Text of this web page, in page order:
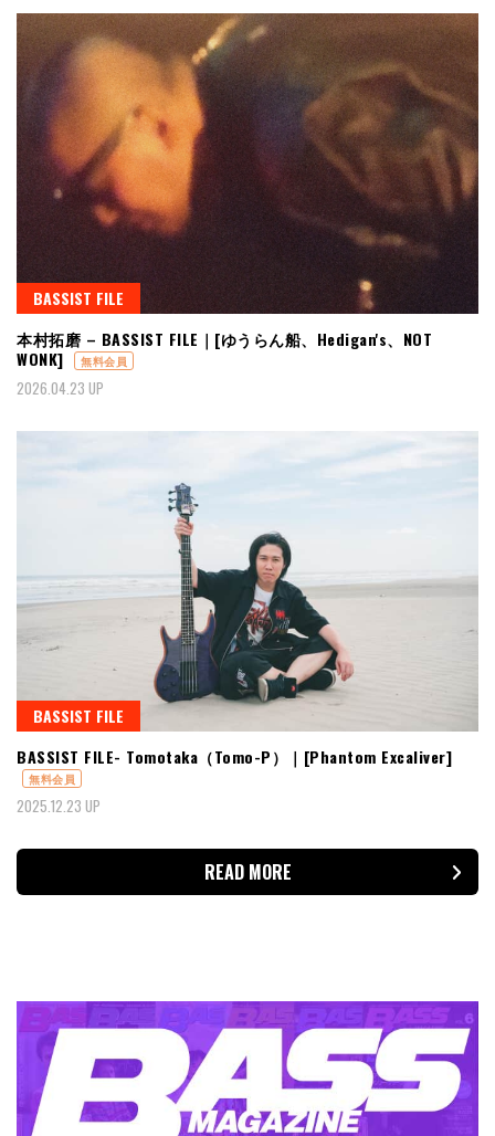
BASSIST FILE
本村拓磨 – BASSIST FILE｜[ゆうらん船、Hedigan's、NOT
WONK]
無料会員
2026.04.23 UP
BASSIST FILE
BASSIST FILE- Tomotaka（Tomo-P）｜[Phantom Excaliver]
無料会員
2025.12.23 UP
READ MORE